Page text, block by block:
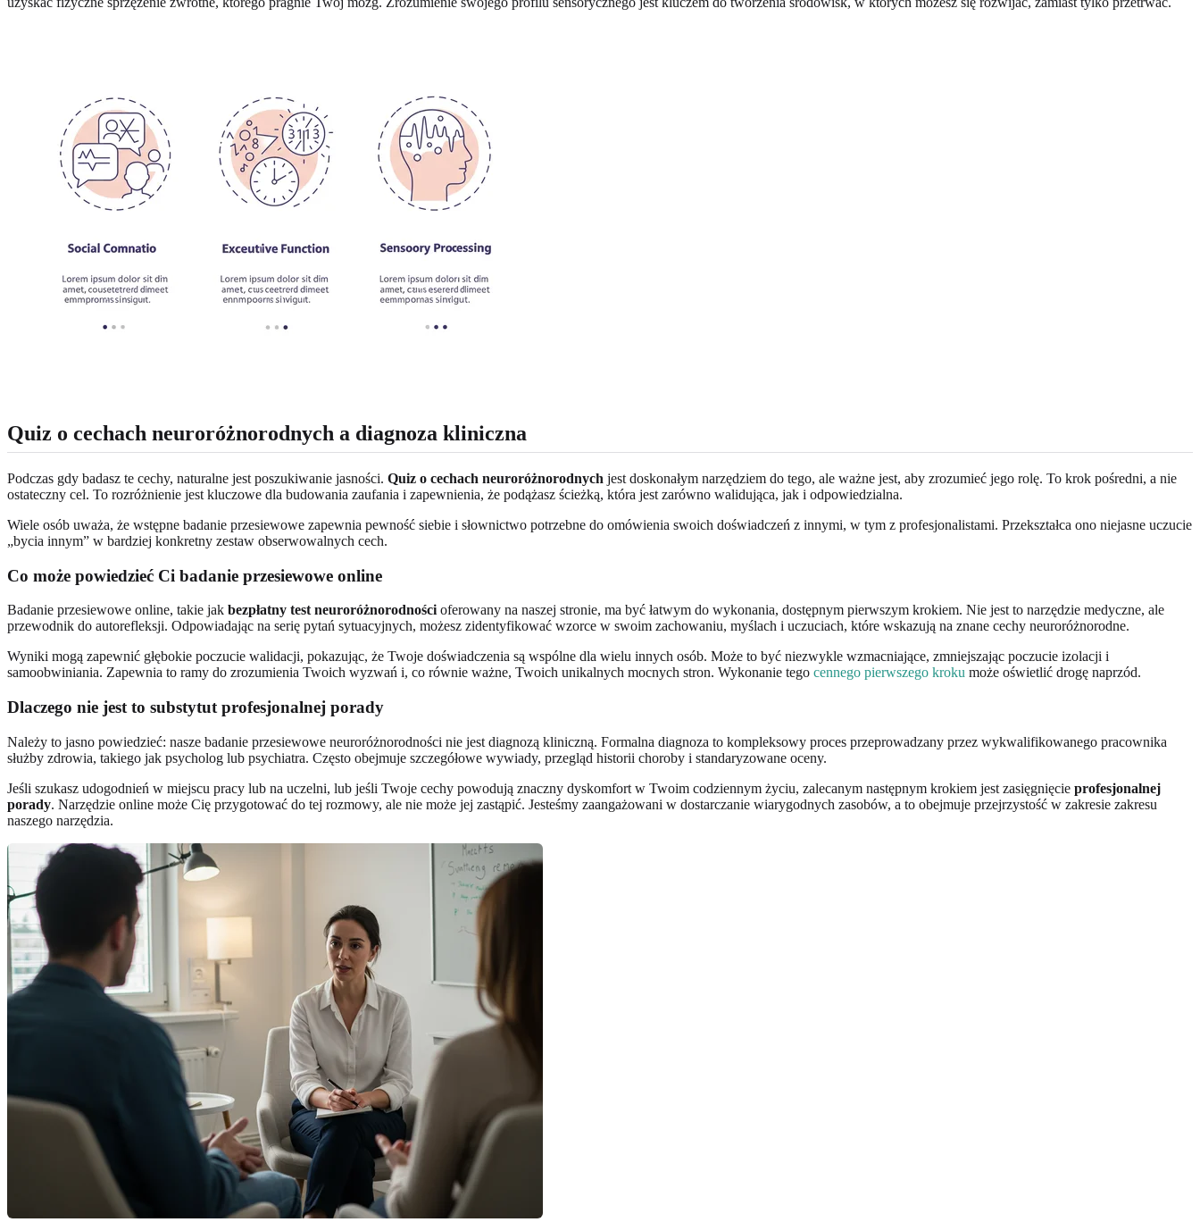
Quiz o cechach neuroróżnorodnych a diagnoza kliniczna
Podczas gdy badasz te cechy, naturalne jest poszukiwanie jasności. Quiz o cechach neuroróżnorodnych jest doskonałym narzędziem do tego, ale ważne jest, aby zrozumieć jego rolę. To krok pośredni, a nie
ostateczny cel. To rozróżnienie jest kluczowe dla budowania zaufania i zapewnienia, że podążasz ścieżką, która jest zarówno walidująca, jak i odpowiedzialna.
Wiele osób uważa, że wstępne badanie przesiewowe zapewnia pewność siebie i słownictwo potrzebne do omówienia swoich doświadczeń z innymi, w tym z profesjonalistami. Przekształca ono niejasne uczucie
„bycia innym” w bardziej konkretny zestaw obserwowalnych cech.
Co może powiedzieć Ci badanie przesiewowe online
Badanie przesiewowe online, takie jak bezpłatny test neuroróżnorodności oferowany na naszej stronie, ma być łatwym do wykonania, dostępnym pierwszym krokiem. Nie jest to narzędzie medyczne, ale
przewodnik do autorefleksji. Odpowiadając na serię pytań sytuacyjnych, możesz zidentyfikować wzorce w swoim zachowaniu, myślach i uczuciach, które wskazują na znane cechy neuroróżnorodne.
Wyniki mogą zapewnić głębokie poczucie walidacji, pokazując, że Twoje doświadczenia są wspólne dla wielu innych osób. Może to być niezwykle wzmacniające, zmniejszając poczucie izolacji i
samoobwiniania. Zapewnia to ramy do zrozumienia Twoich wyzwań i, co równie ważne, Twoich unikalnych mocnych stron. Wykonanie tego cennego pierwszego kroku może oświetlić drogę naprzód.
Dlaczego nie jest to substytut profesjonalnej porady
Należy to jasno powiedzieć: nasze badanie przesiewowe neuroróżnorodności nie jest diagnozą kliniczną. Formalna diagnoza to kompleksowy proces przeprowadzany przez wykwalifikowanego pracownika
służby zdrowia, takiego jak psycholog lub psychiatra. Często obejmuje szczegółowe wywiady, przegląd historii choroby i standaryzowane oceny.
Jeśli szukasz udogodnień w miejscu pracy lub na uczelni, lub jeśli Twoje cechy powodują znaczny dyskomfort w Twoim codziennym życiu, zalecanym następnym krokiem jest zasięgnięcie profesjonalnej
porady. Narzędzie online może Cię przygotować do tej rozmowy, ale nie może jej zastąpić. Jesteśmy zaangażowani w dostarczanie wiarygodnych zasobów, a to obejmuje przejrzystość w zakresie zakresu
naszego narzędzia.